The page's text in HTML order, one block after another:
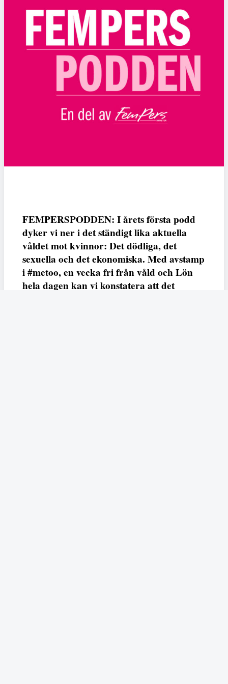
FEMPERSPODDEN: I årets första podd
dyker vi ner i det ständigt lika aktuella
våldet mot kvinnor: Det dödliga, det
sexuella och det ekonomiska. Med avstamp
i #metoo, en vecka fri från våld och Lön
hela dagen kan vi konstatera att det